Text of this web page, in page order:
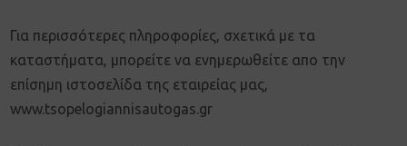
Για περισσότερες πληροφορίες, σχετικά με τα
καταστήματα, μπορείτε να ενημερωθείτε απο την
επίσημη ιστοσελίδα της εταιρείας μας,
www.tsopelogiannisautogas.gr